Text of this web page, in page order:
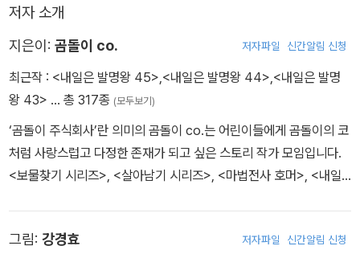
저자 소개
지은이: 곰돌이 co. 저자파일 신간알림 신청
최근작 : <내일은 발명왕 45>,<내일은 발명왕 44>,<내일은 발명
왕 43> … 총 317종 (모두보기)
‘곰돌이 주식회사’란 의미의 곰돌이 co.는 어린이들에게 곰돌이의 코
처럼 사랑스럽고 다정한 존재가 되고 싶은 스토리 작가 모임입니다.
<보물찾기 시리즈>, <살아남기 시리즈>, <마법전사 호머>, <내일
그림: 강경효 저자파일 신간알림 신청